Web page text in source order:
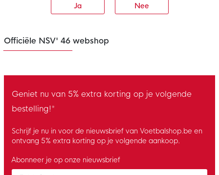
Ja Nee
Officiële NSV' 46 webshop
Geniet nu van 5% extra korting op je volgende
bestelling!*
Schrijf je nu in voor de nieuwsbrief van Voetbalshop.be en
ontvang 5% extra korting op je volgende aankoop.
Enter your email and accept the privacy policy to subscribe to
Abonneer je op onze nieuwsbrief